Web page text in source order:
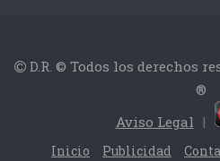
D.R. © Todos los derechos
®
Aviso Legal |
Inicio Publicidad